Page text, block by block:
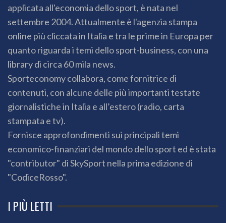
applicata all'economia dello sport, è nata nel
settembre 2004. Attualmente è l'agenzia stampa
online più cliccata in Italia e tra le prime in Europa per
quanto riguarda i temi dello sport-business, con una
library di circa 60 mila news.
Sporteconomy collabora, come fornitrice di
contenuti, con alcune delle più importanti testate
giornalistiche in Italia e all’estero (radio, carta
stampata e tv).
Fornisce approfondimenti sui principali temi
economico-finanziari del mondo dello sport ed è stata
"contributor" di SkySport nella prima edizione di
"CodiceRosso".
I PIÙ LETTI